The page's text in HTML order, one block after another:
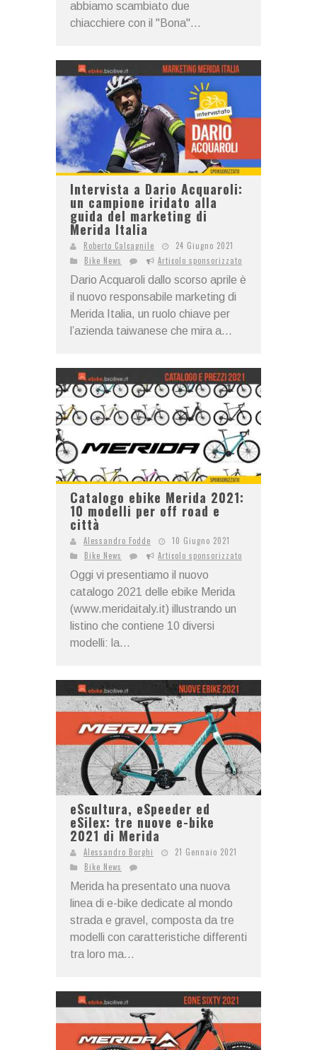
abbiamo scambiato due
chiacchiere con il "Bona"...
Intervista a Dario Acquaroli:
un campione iridato alla
guida del marketing di
Merida Italia
Roberto Calcagnile
24 Giugno 2021
Bike News
Articolo sponsorizzato
Dario Acquaroli dallo scorso aprile è
il nuovo responsabile marketing di
Merida Italia, un ruolo chiave per
l’azienda taiwanese che mira a...
Catalogo ebike Merida 2021:
10 modelli per off road e
città
Alessandro Fodde
10 Giugno 2021
Bike News
Articolo sponsorizzato
Oggi vi presentiamo il nuovo
catalogo 2021 delle ebike Merida
(www.meridaitaly.it) illustrando un
listino che contiene 10 diversi
modelli: la...
eScultura, eSpeeder ed
eSilex: tre nuove e-bike
2021 di Merida
Alessandro Borghi
21 Gennaio 2021
Bike News
Merida ha presentato una nuova
linea di e-bike dedicate al mondo
strada e gravel, composta da tre
modelli con caratteristiche differenti
tra loro ma...